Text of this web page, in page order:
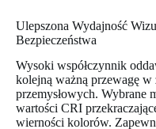
Ulepszona Wydajność
Bezpieczeństwa
Wysoki współczynnik
kolejną ważną przewagę w
przemysłowych. Wybrane
wartości CRI
wierności kolorów.